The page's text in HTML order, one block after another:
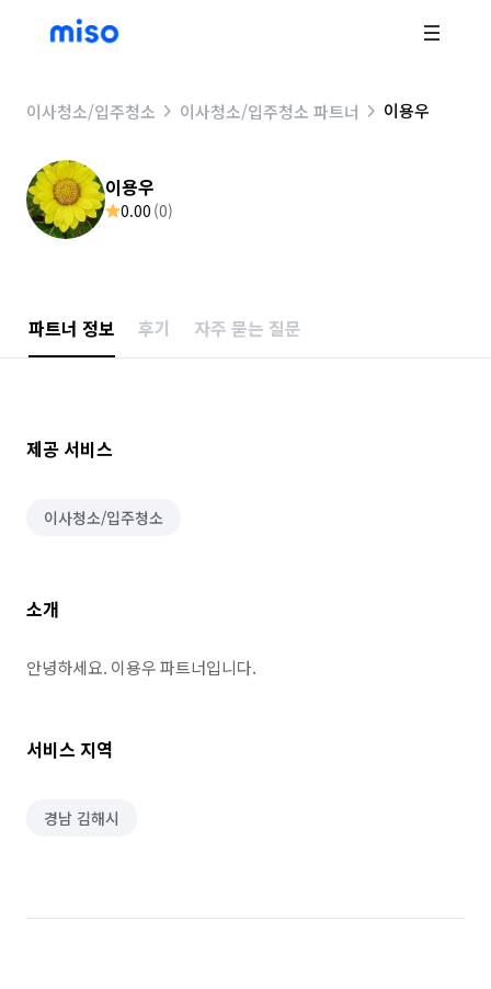
이사청소/입주청소 이사청소/입주청소 파트너 이용우
이용우
0.00 (0)
파트너 정보 후기 자주 묻는 질문
제공 서비스
이사청소/입주청소
소개
안녕하세요. 이용우 파트너입니다.
서비스 지역
경남 김해시